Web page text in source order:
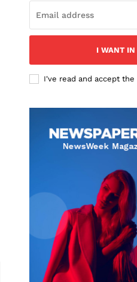
I WANT IN
I've read and accept the